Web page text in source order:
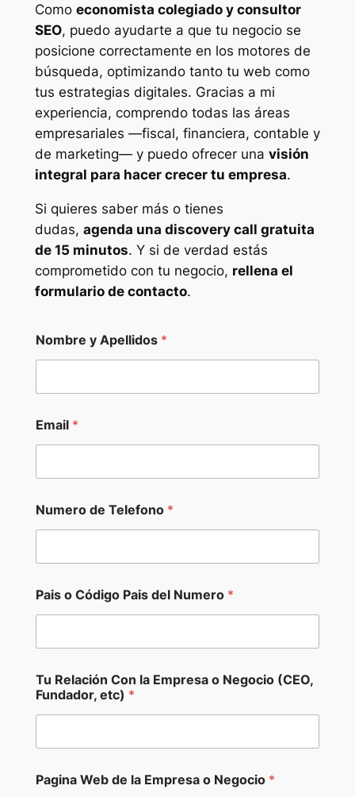
Como economista colegiado y consultor
SEO, puedo ayudarte a que tu negocio se
posicione correctamente en los motores de
búsqueda, optimizando tanto tu web como
tus estrategias digitales. Gracias a mi
experiencia, comprendo todas las áreas
empresariales —fiscal, financiera, contable y
de marketing— y puedo ofrecer una visión
integral para hacer crecer tu empresa.
Si quieres saber más o tienes
dudas, agenda una discovery call gratuita
de 15 minutos. Y si de verdad estás
comprometido con tu negocio, rellena el
formulario de contacto.
Nombre y Apellidos *
Email *
Numero de Telefono *
Pais o Código Pais del Numero *
e
b
(
,
*
Tu Relación Con la Empresa o Negocio (CEO,
Fundador, etc) *
Pagina Web de la Empresa o Negocio *